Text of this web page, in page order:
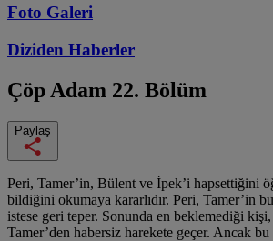
Foto Galeri
Diziden Haberler
Çöp Adam 22. Bölüm
Paylaş
Peri, Tamer’in, Bülent ve İpek’i hapsettiğini
bildiğini okumaya kararlıdır. Peri, Tamer’in
istese geri teper. Sonunda en beklemediği
Tamer’den habersiz harekete geçer. Ancak